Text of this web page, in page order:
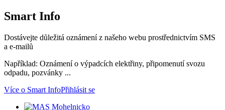
Smart Info
Dostávejte důležitá oznámení z našeho webu prostřednictvím SMS
a e-mailů
Například: Oznámení o výpadcích elektřiny, připomenutí svozu
odpadu, pozvánky ...
Více o Smart InfoPřihlásit se